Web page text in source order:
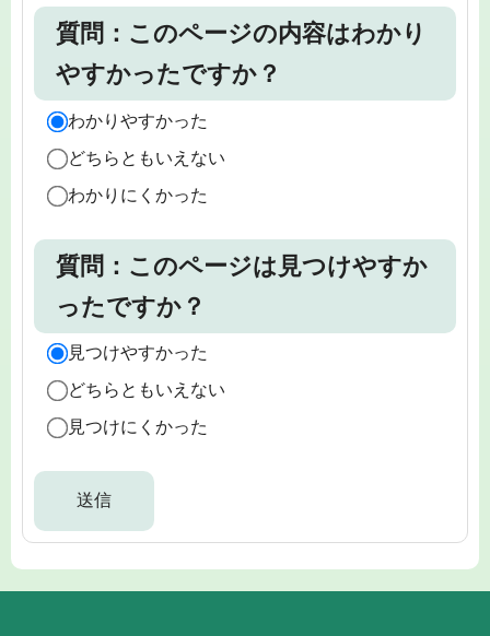
質問：このページの内容はわかり
やすかったですか？
わかりやすかった
どちらともいえない
わかりにくかった
質問：このページは見つけやすか
ったですか？
見つけやすかった
どちらともいえない
見つけにくかった